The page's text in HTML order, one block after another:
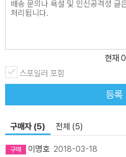
현재 0
스포일러 포함
등록
구매자 (5) 전체 (5)
이명호 2018-03-18